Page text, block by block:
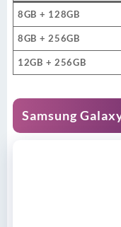
8GB + 128GB
8GB + 256GB
12GB + 256GB
Samsung